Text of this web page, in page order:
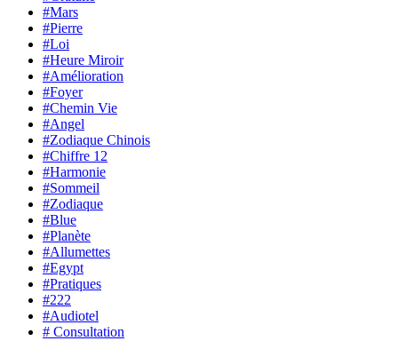
#Mars
#Pierre
#Loi
#Heure Miroir
#Amélioration
#Foyer
#Chemin Vie
#Angel
#Zodiaque Chinois
#Chiffre 12
#Harmonie
#Sommeil
#Zodiaque
#Blue
#Planète
#Allumettes
#Egypt
#Pratiques
#222
#Audiotel
# Consultation